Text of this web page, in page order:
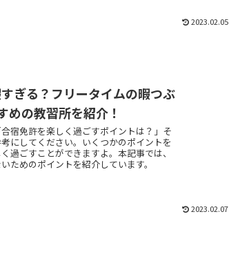
2023.02.05
ぎる？フリータイムの暇つぶ
めの教習所を紹介！
宿免許を楽しく過ごすポイントは？」そ
にしてください。いくつかのポイントを
過ごすことができますよ。本記事では、
ためのポイントを紹介しています。
2023.02.07